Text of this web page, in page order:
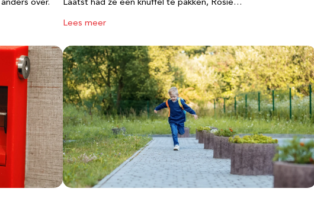
over.
Laatst had ze een knuffel te pakken, Rosie…
Lees meer